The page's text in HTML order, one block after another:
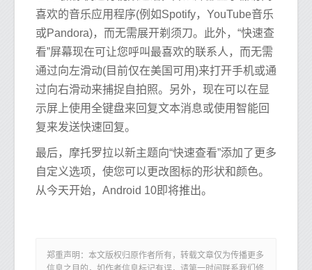
喜欢的音乐应用程序(例如Spotify，YouTube音乐
或Pandora)，而无需展开剃须刀。此外，“快速查
看”屏幕现在可让您呼叫最喜欢的联系人，而无需
通过向左滑动(目前仅在美国可用)来打开手机或通
过向右滑动来捕捉自拍照。另外，现在可以在显
示屏上使用全键盘来回复文本消息或使用智能回
复来发送快速回复。
最后，摩托罗拉以新主题向“快速查看”添加了更多
自定义选项，使您可以更改图标的形状和颜色。
从今天开始，Android 10即将推出。
郑重声明：本文版权归原作者所有，转载文章仅为传播更多